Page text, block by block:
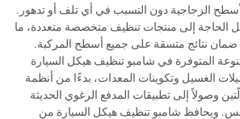
الزجاجية دون التسبب في أي تلف أو تدهور.
الحاجة إلى منتجات تنظيف متخصصة متعددة، ما
نتائج متسقة على جميع أسطح المركبة.
المتوفرة في شامبو تنظيف هيكل السيارة
الغسيل وتكوينات المعدات، بدءًا من أنظمة
وصولاً إلى تطبيقات المدفع الرغوي الحديثة
ويحافظ شامبو تنظيف هيكل السيارة من